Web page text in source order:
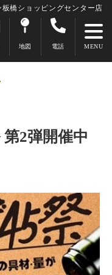
橋ショッピングセンター店
地図 電話
2弾開催中